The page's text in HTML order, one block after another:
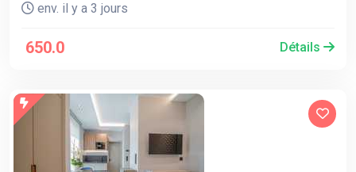
env. il y a 3 jours
650.0 Détails